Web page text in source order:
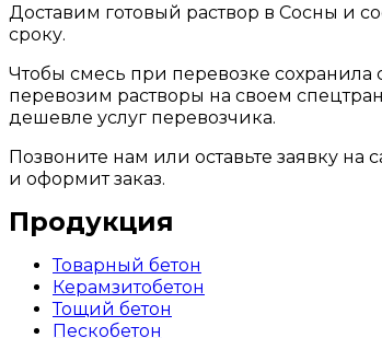
Доставим готовый раствор в Сосны и
сроку.
Чтобы смесь при перевозке
перевозим растворы на своем
дешевле услуг перевозчика.
Позвоните нам или оставьте заявку на
и оформит заказ.
Продукция
Товарный бетон
Керамзитобетон
Тощий бетон
Пескобетон